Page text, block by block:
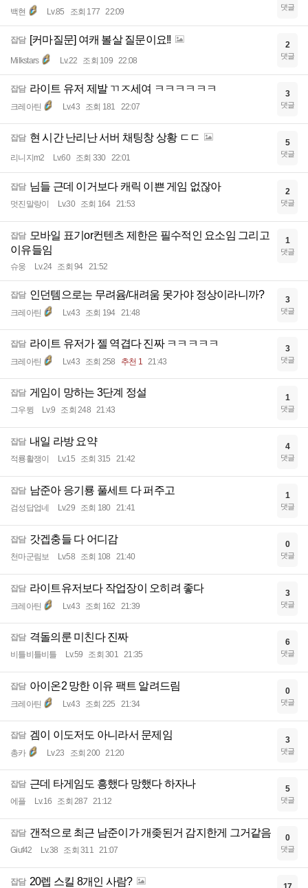
백현 Lv.85 조회 177 22:09 댓글
잡담 [커마질문] 여캐 볼살 질문이요!!
Milkstars Lv.22 조회 109 22:08
2
댓글
잡담 라이트 유저 제발 ㄲㅈ세여 ㅋㅋㅋㅋㅋㅋ
크레아틴 Lv.43 조회 181 22:07
3
댓글
잡담 현 시간 난리난 서버 채팅창 상황 ㄷㄷ
리니지m2 Lv.60 조회 330 22:01
5
댓글
잡담 님들 근데 이거보다 캐릭 이쁜 게임 없잖아
멋진말랑이 Lv.30 조회 164 21:53
2
댓글
잡담
모바일 표기or컨텐츠 제한은 필수적인 요소임 그리고
이유들임
슈웅 Lv.24 조회 94 21:52
1
댓글
잡담 인던템으로는 무려윰/대려움 못가야 정상이라니까?
크레아틴 Lv.43 조회 194 21:48
3
댓글
잡담 라이트 유저가 젤 역겹다 진짜 ㅋㅋㅋㅋㅋ
크레아틴 Lv.43 조회 258 추천 1 21:43
3
댓글
잡담 게임이 망하는 3단계 정설
그우뮝 Lv.9 조회 248 21:43
1
댓글
잡담 내일 라방 요약
적룡활쟁이 Lv.15 조회 315 21:42
4
댓글
잡담 남준아 응기룡 풀세트 다 퍼주고
검성답업네 Lv.29 조회 180 21:41
1
댓글
잡담 갓겝충들 다 어디감
천마군림보 Lv.58 조회 108 21:40
0
댓글
잡담 라이트유저보다 작업장이 오히려 좋다
크레아틴 Lv.43 조회 162 21:39
3
댓글
잡담 격돌의룬 미친다 진짜
비틀비틀비틀 Lv.59 조회 301 21:35
6
댓글
잡담 아이온2 망한 이유 팩트 알려드림
크레아틴 Lv.43 조회 225 21:34
0
댓글
잡담 겜이 이도저도 아니라서 문제임
총카 Lv.23 조회 200 21:20
3
댓글
잡담 근데 타게임도 흥했다 망했다 하자나
에플 Lv.16 조회 287 21:12
5
댓글
잡담 갠적으로 최근 남준이가 개좆된거 감지한게 그거같음
Giuf42 Lv.38 조회 311 21:07
0
댓글
잡담 20렙 스킬 8개인 사람?